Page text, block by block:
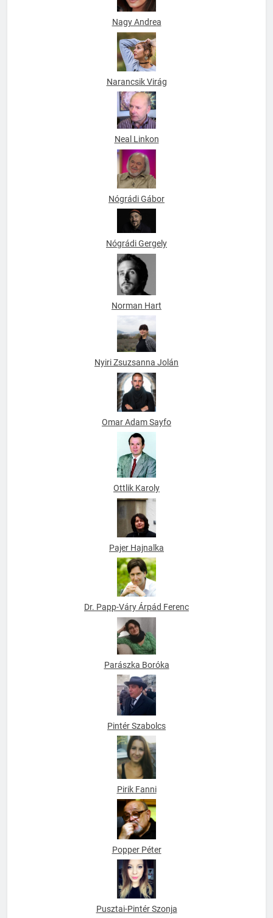
Nagy Andrea
Narancsik Virág
Neal Linkon
Nógrádi Gábor
Nógrádi Gergely
Norman Hart
Nyiri Zsuzsanna Jolán
Omar Adam Sayfo
Ottlik Karoly
Pajer Hajnalka
Dr. Papp-Váry Árpád Ferenc
Parászka Boróka
Pintér Szabolcs
Pirik Fanni
Popper Péter
Pusztai-Pintér Szonja